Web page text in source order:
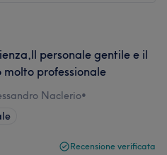
personale gentile e il
professionale
Naclerio•
Recensione verificata